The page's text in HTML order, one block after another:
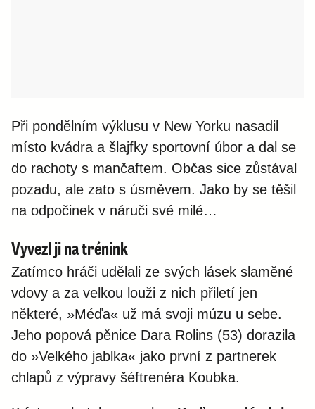
Při pondělním výklusu v New Yorku nasadil
místo kvádra a šlajfky sportovní úbor a dal se
do rachoty s mančaftem. Občas sice zůstával
pozadu, ale zato s úsměvem. Jako by se těšil
na odpočinek v náruči své milé…
Vyvezl ji na trénink
Zatímco hráči udělali ze svých lásek slaměné
vdovy a za velkou louži z nich přiletí jen
některé, »Méďa« už má svoji múzu u sebe.
Jeho popová pěnice Dara Rolins (53) dorazila
do »Velkého jablka« jako první z partnerek
chlapů z výpravy šéftrenéra Koubka.